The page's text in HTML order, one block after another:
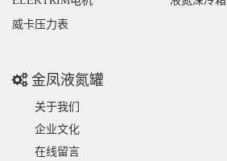
威卡压力表
金凤液氮罐
关于我们
企业文化
在线留言